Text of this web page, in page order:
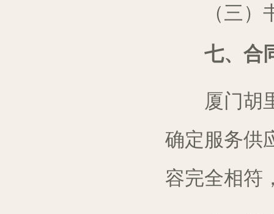
（三）书
七、合
厦门胡
确定服务供
容完全相符